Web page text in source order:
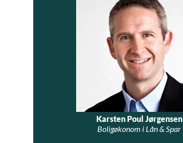
Karsten Poul Jørgensen
Boligøkonom i Lån & Spar